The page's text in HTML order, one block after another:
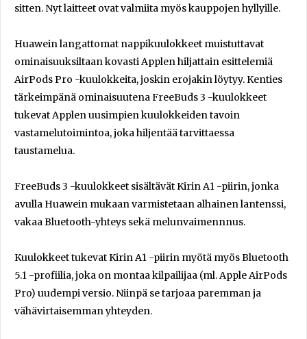
sitten. Nyt laitteet ovat valmiita myös kauppojen hyllyille.
Huawein langattomat nappikuulokkeet muistuttavat
ominaisuuksiltaan kovasti Applen hiljattain esittelemiä
AirPods Pro -kuulokkeita, joskin erojakin löytyy. Kenties
tärkeimpänä ominaisuutena FreeBuds 3 -kuulokkeet
tukevat Applen uusimpien kuulokkeiden tavoin
vastamelutoimintoa, joka hiljentää tarvittaessa
taustamelua.
FreeBuds 3 -kuulokkeet sisältävät Kirin A1 -piirin, jonka
avulla Huawein mukaan varmistetaan alhainen lantenssi,
vakaa Bluetooth-yhteys sekä melunvaimennnus.
Kuulokkeet tukevat Kirin A1 -piirin myötä myös Bluetooth
5.1 -profiilia, joka on montaa kilpailijaa (ml. Apple AirPods
Pro) uudempi versio. Niinpä se tarjoaa paremman ja
vähävirtaisemman yhteyden.